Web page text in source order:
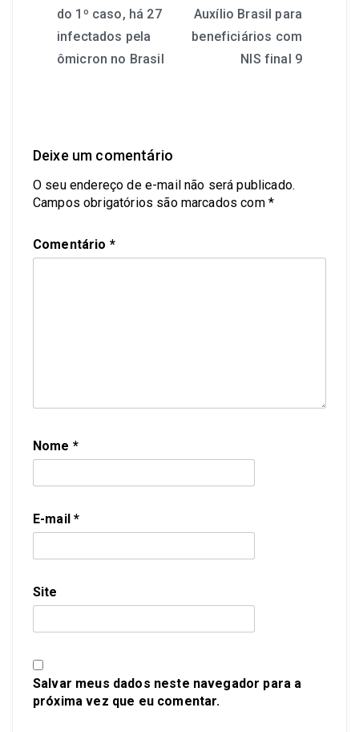
do 1º caso, há 27
infectados pela
ômicron no Brasil
Auxílio Brasil para
beneficiários com
NIS final 9
Deixe um comentário
O seu endereço de e-mail não será publicado.
Campos obrigatórios são marcados com *
Comentário *
Nome *
E-mail*
Site
Salvar meus dados neste navegador para a
próxima vez que eu comentar.